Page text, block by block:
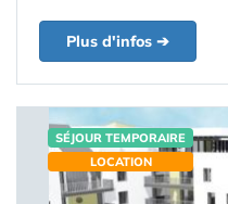
Plus d'infos ➔
SÉJOUR TEMPORAIRE
LOCATION